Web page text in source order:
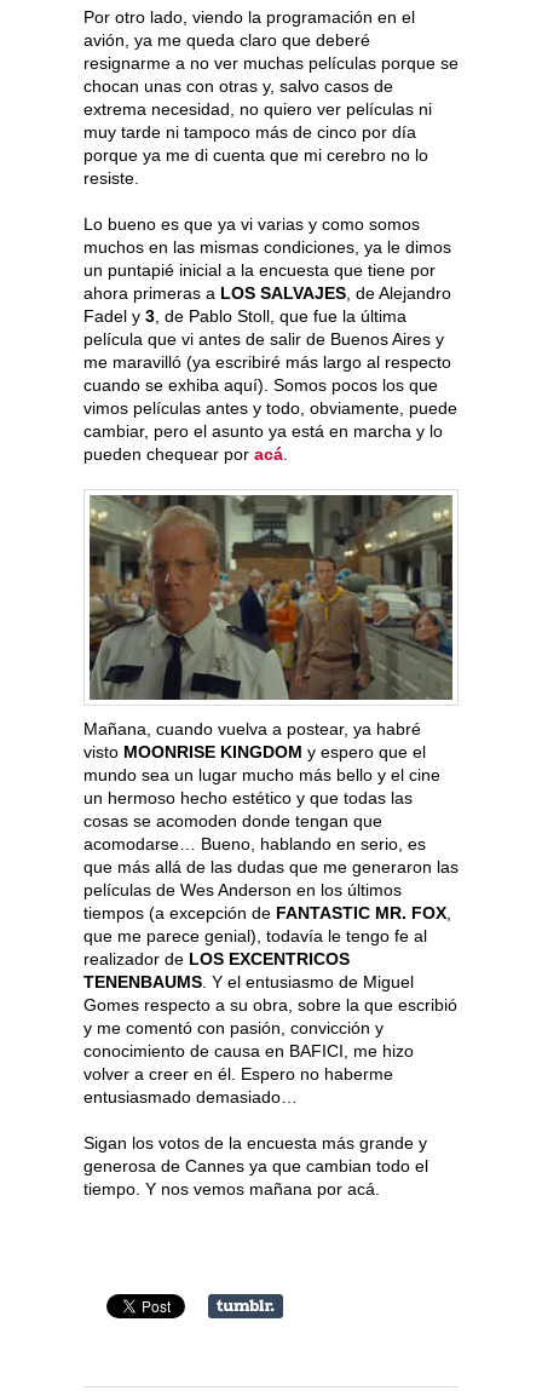
Por otro lado, viendo la programación en el
avión, ya me queda claro que deberé
resignarme a no ver muchas películas porque se
chocan unas con otras y, salvo casos de
extrema necesidad, no quiero ver películas ni
muy tarde ni tampoco más de cinco por día
porque ya me di cuenta que mi cerebro no lo
resiste.
Lo bueno es que ya vi varias y como somos
muchos en las mismas condiciones, ya le dimos
un puntapié inicial a la encuesta que tiene por
ahora primeras a LOS SALVAJES , de Alejandro
Fadel y 3 , de Pablo Stoll, que fue la última
película que vi antes de salir de Buenos Aires y
me maravilló (ya escribiré más largo al respecto
cuando se exhiba aquí). Somos pocos los que
vimos películas antes y todo, obviamente, puede
cambiar, pero el asunto ya está en marcha y lo
pueden chequear por acá
Mañana, cuando vuelva a postear, ya habré
visto MOONRISE KINGDOM y espero que el
mundo sea un lugar mucho más bello y el cine
un hermoso hecho estético y que todas las
cosas se acomoden donde tengan que
acomodarse… Bueno, hablando en serio, es
que más allá de las dudas que me generaron las
películas de Wes Anderson en los últimos
tiempos (a excepción de FANTASTIC MR. FOX
que me parece genial), todavía le tengo fe al
realizador de LOS EXCENTRICOS
TENENBAUMS . Y el entusiasmo de Miguel
Gomes respecto a su obra, sobre la que escribió
y me comentó con pasión, convicción y
conocimiento de causa en BAFICI, me hizo
volver a creer en él. Espero no haberme
entusiasmado demasiado…
Sigan los votos de la encuesta más grande y
generosa de Cannes ya que cambian todo el
tiempo. Y nos vemos mañana por acá.